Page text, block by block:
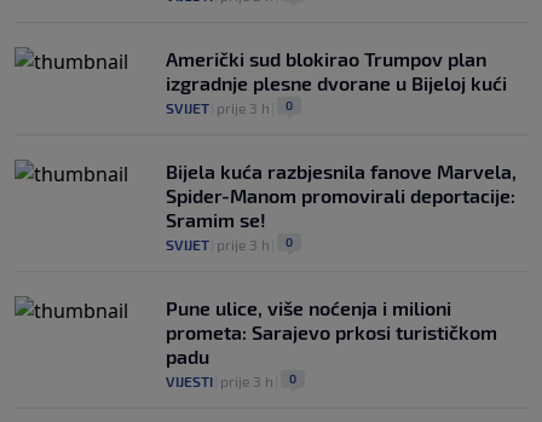
Američki sud blokirao Trumpov plan
izgradnje plesne dvorane u Bijeloj kući
SVIJET prije 3 h 0
Bijela kuća razbjesnila fanove Marvela,
Spider-Manom promovirali deportacije:
Sramim se!
SVIJET prije 3 h 0
Pune ulice, više noćenja i milioni
prometa: Sarajevo prkosi turističkom
padu
VIJESTI prije 3 h 0